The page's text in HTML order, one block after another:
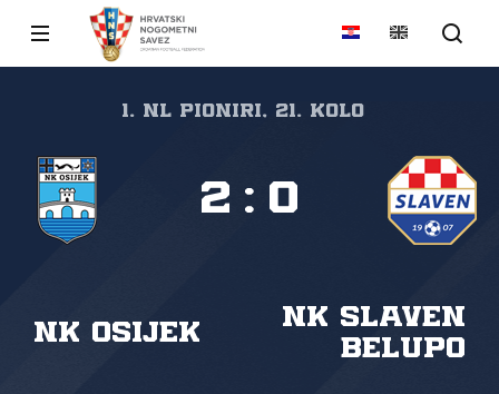
1. NL pioniri, 21. kolo
NK Osijek
NK Slaven
Belupo
2 : 0